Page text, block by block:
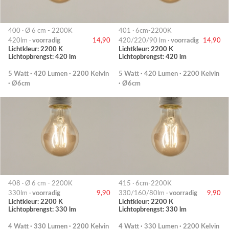
400 · Ø 6 cm - 2200K
420lm · voorradig
14,90
Lichtkleur: 2200 K
Lichtopbrengst: 420 lm
5 Watt · 420 Lumen · 2200 Kelvin
· Ø6cm
401 · 6cm-2200K
420/220/90 lm · voorradig
14,90
Lichtkleur: 2200 K
Lichtopbrengst: 420 lm
5 Watt · 420 Lumen · 2200 Kelvin
· Ø6cm
408 · Ø 6 cm - 2200K
330lm · voorradig
9,90
Lichtkleur: 2200 K
Lichtopbrengst: 330 lm
4 Watt · 330 Lumen · 2200 Kelvin
415 · 6cm-2200K
330/160/80lm · voorradig
9,90
Lichtkleur: 2200 K
Lichtopbrengst: 330 lm
4 Watt · 330 Lumen · 2200 Kelvin